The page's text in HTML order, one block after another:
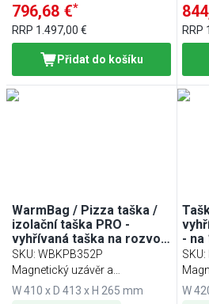
796,68 €*
RRP 1.497,00 €
Přidat do košíku
RRP
WarmBag / Pizza taška /
izolační taška PRO -
vyhřívaná taška na rozvoz
- pro 4 pizzakartonů -
35x35 cm - červená
SKU: WBKPB352P
Magnetický uzávěr a
připojovací kabel
W 410 x D 413 x H 265 mm
- na
64
SKU:
kabel
W